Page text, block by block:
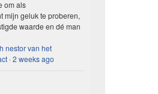
om als
mijn geluk te proberen,
waarde en dé man
nestor van het
·2 weeks ago